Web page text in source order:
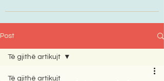
Post
Të gjithë artikujt
Të gjithë artikujt